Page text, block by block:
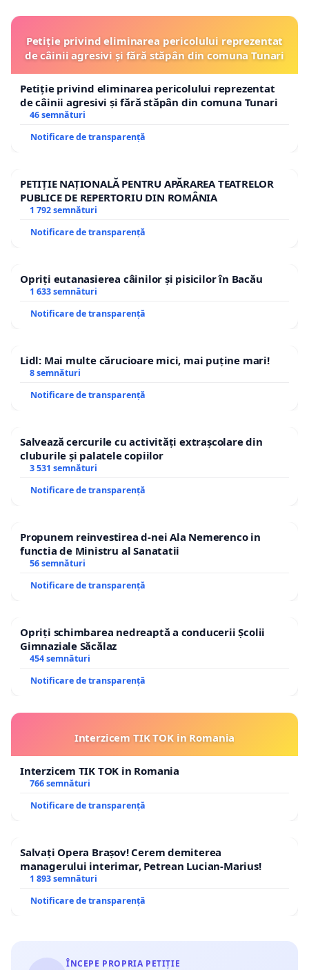
Petiție privind eliminarea pericolului reprezentat
de câinii agresivi și fără stăpân din comuna Tunari
Petiție privind eliminarea pericolului reprezentat
de câinii agresivi și fără stăpân din comuna Tunari
46 semnături
Notificare de transparență
PETIȚIE NAȚIONALĂ PENTRU APĂRAREA TEATRELOR
PUBLICE DE REPERTORIU DIN ROMÂNIA
1 792 semnături
Notificare de transparență
Opriți eutanasierea câinilor și pisicilor în Bacău
1 633 semnături
Notificare de transparență
Lidl: Mai multe cărucioare mici, mai puține mari!
8 semnături
Notificare de transparență
Salvează cercurile cu activități extrașcolare din
cluburile și palatele copiilor
3 531 semnături
Notificare de transparență
Propunem reinvestirea d-nei Ala Nemerenco in
functia de Ministru al Sanatatii
56 semnături
Notificare de transparență
Opriți schimbarea nedreaptă a conducerii Școlii
Gimnaziale Săcălaz
454 semnături
Notificare de transparență
Interzicem TIK TOK in Romania
Interzicem TIK TOK in Romania
766 semnături
Notificare de transparență
Salvați Opera Brașov! Cerem demiterea
managerului interimar, Petrean Lucian-Marius!
1 893 semnături
Notificare de transparență
ÎNCEPE PROPRIA PETIȚIE